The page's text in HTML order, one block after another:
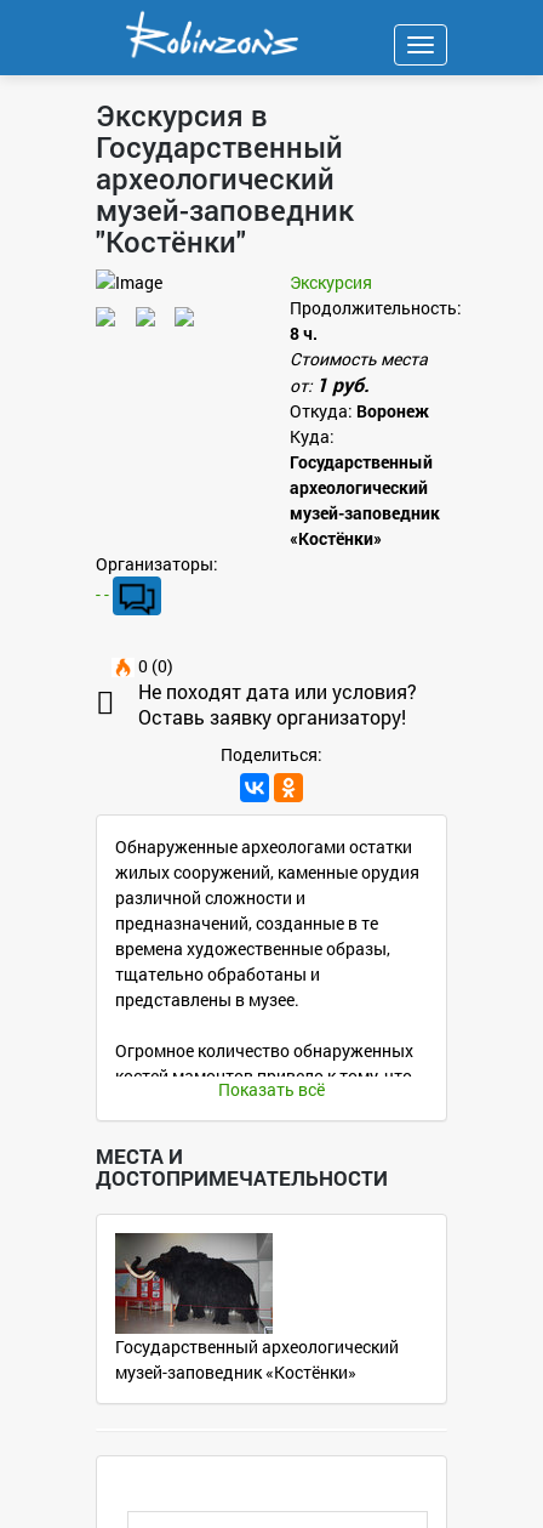
Навигация
Экскурсия в
Государственный
археологический
музей-заповедник
"Костёнки"
Экскурсия
Продолжительность:
8 ч.
Стоимость места
от: 1 руб.
Откуда: Воронеж
Куда:
Государственный
археологический
музей-заповедник
«Костёнки»
Организаторы:
- -
0 (0)
Не походят дата или условия?
Оставь заявку организатору!
Поделиться:
Обнаруженные археологами остатки
жилых сооружений, каменные орудия
различной сложности и
предназначений, созданные в те
времена художественные образы,
тщательно обработаны и
представлены в музее.
Огромное количество обнаруженных
костей мамонтов привело к тому, что
на территории музея представляется
необычный и редкий экспонат –
таксидермическая скульптура
мамонта, выполненная в натуральную
Есть возможность посещения
различный мастер-классов внутри
музея по рисунку, лепке и
изготовлению кремниевых орудий.
Показать всё
МЕСТА И
ДОСТОПРИМЕЧАТЕЛЬНОСТИ
Государственный археологический
музей-заповедник «Костёнки»